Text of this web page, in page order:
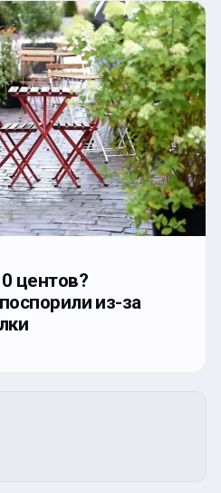
центов?
из-за